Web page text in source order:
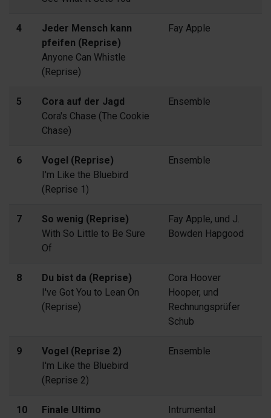
4
Jeder Mensch kann
pfeifen (Reprise)
Anyone Can Whistle
(Reprise)
Fay Apple
5
Cora auf der Jagd
Cora's Chase (The Cookie
Chase)
Ensemble
6
Vogel (Reprise)
I'm Like the Bluebird
(Reprise 1)
Ensemble
7
So wenig (Reprise)
With So Little to Be Sure
Of
Fay Apple, und J.
Bowden Hapgood
8
Du bist da (Reprise)
I've Got You to Lean On
(Reprise)
Cora Hoover
Hooper, und
Rechnungsprüfer
Schub
9
Vogel (Reprise 2)
I'm Like the Bluebird
(Reprise 2)
Ensemble
10
Finale Ultimo
Intrumental